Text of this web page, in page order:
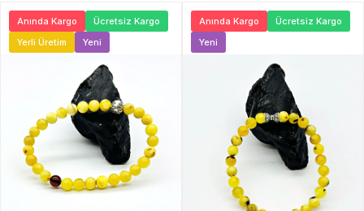
Anında Kargo
Ücretsiz Kargo
Yerli Üretim
Yeni
Anında Kargo
Ücretsiz Kargo
Yeni